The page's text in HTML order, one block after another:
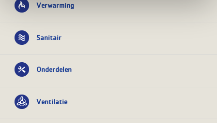
Verwarming
Sanitair
Onderdelen
Ventilatie